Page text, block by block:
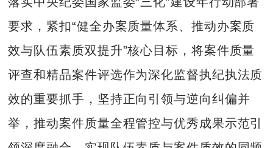
要求，紧扣“健全办案质量体系、推动办案质
效与队伍素质双提升”核心目标，将案件质量
评查和精品案件评选作为深化监督执纪执法质
效的重要抓手，坚持正向引领与逆向纠偏并
举，推动案件质量全程管控与优秀成果示范引